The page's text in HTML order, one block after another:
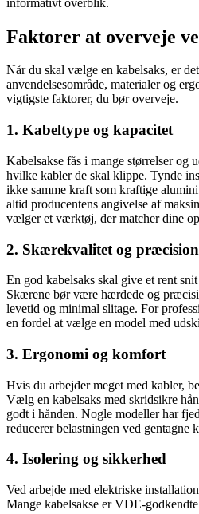
Faktorer at overveje
Når du skal vælge en kabelsaks, er
anvendelsesområde, materialer og
vigtigste faktorer, du bør overveje.
1. Kabeltype og kapacitet
Kabelsakse fås i mange størrelser og
hvilke kabler de skal klippe. Tynde
ikke samme kraft som kraftige
altid producentens angivelse af
vælger et værktøj, der matcher dine
2. Skærekvalitet og præcision
En god kabelsaks skal give et rent
Skærene bør være hærdede og
levetid og minimal slitage. For
en fordel at vælge en model med
3. Ergonomi og komfort
Hvis du arbejder meget med kabler,
Vælg en kabelsaks med skridsikre
godt i hånden. Nogle modeller har
reducerer belastningen ved gentagne
4. Isolering og sikkerhed
Ved arbejde med elektriske
Mange kabelsakse er VDE-